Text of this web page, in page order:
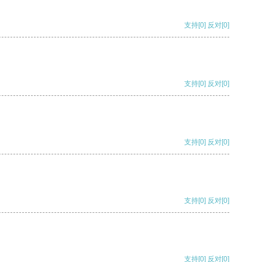
支持[0] 反对[0]
支持[0] 反对[0]
支持[0] 反对[0]
支持[0] 反对[0]
支持[0] 反对[0]